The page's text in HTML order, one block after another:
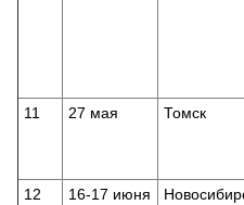
11 27 мая Томск
12 16-17 июня